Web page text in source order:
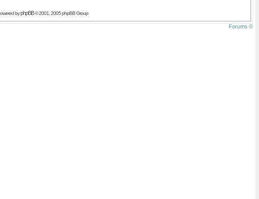
byphpBB© 2001, 2005 phpBB Group
Forums ©